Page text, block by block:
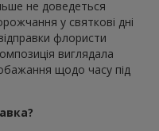
не доведеться
у святкові дні
флористи
виглядала
щодо часу під